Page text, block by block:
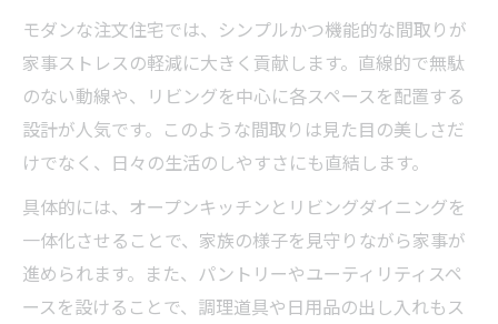
モダンな注文住宅では、シンプルかつ機能的な間取りが
家事ストレスの軽減に大きく貢献します。直線的で無駄
のない動線や、リビングを中心に各スペースを配置する
設計が人気です。このような間取りは見た目の美しさだ
けでなく、日々の生活のしやすさにも直結します。
具体的には、オープンキッチンとリビングダイニングを
一体化させることで、家族の様子を見守りながら家事が
進められます。また、パントリーやユーティリティスペ
ースを設けることで、調理道具や日用品の出し入れもス